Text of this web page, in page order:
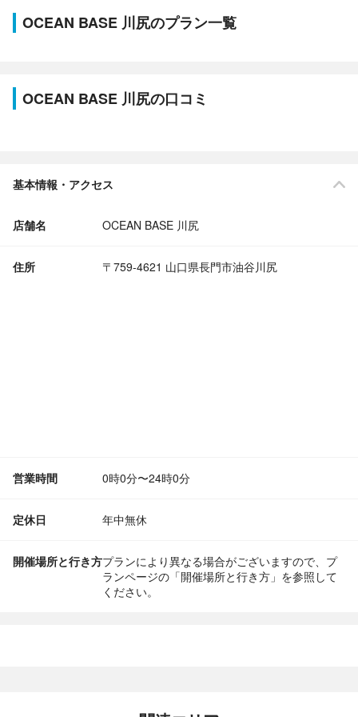
OCEAN BASE 川尻のプラン一覧
OCEAN BASE 川尻の口コミ
基本情報・アクセス
店舗名 OCEAN BASE 川尻
住所 〒759-4621 山口県長門市油谷川尻
営業時間 0時0分〜24時0分
定休日 年中無休
開催場所と行き方プランにより異なる場合がございますので、プ
ランページの「開催場所と行き方」を参照して
ください。